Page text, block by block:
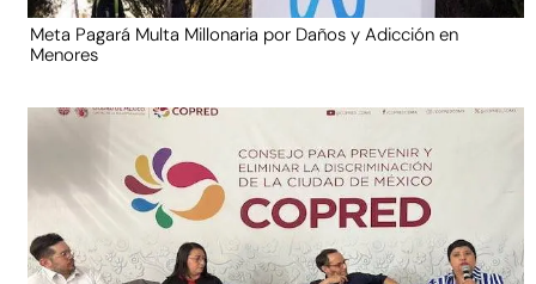
Meta Pagará Multa Millonaria por Daños y Adicción en
Menores